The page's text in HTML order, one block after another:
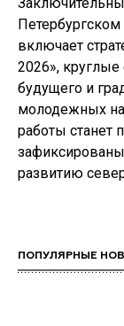
включает
2026»,
будущего и
молодежных
работы станет
развитию
ПОПУЛЯРНЫЕ